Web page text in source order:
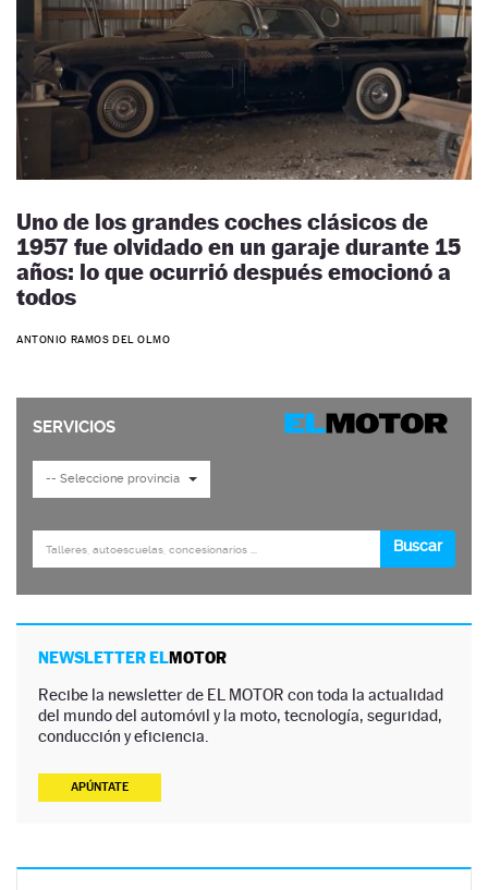
Uno de los grandes coches clásicos de
1957 fue olvidado en un garaje durante 15
años: lo que ocurrió después emocionó a
todos
ANTONIO RAMOS DEL OLMO
NEWSLETTER ELMOTOR
Recibe la newsletter de EL MOTOR con toda la actualidad
del mundo del automóvil y la moto, tecnología, seguridad,
conducción y eficiencia.
APÚNTATE